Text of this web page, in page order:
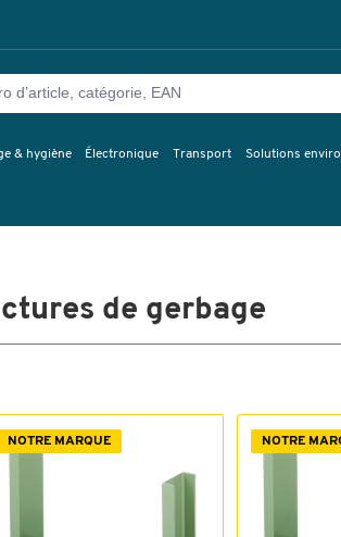
& hygiène Électronique Transport Solutions
de gerbage
NOTRE MARQUE NOTRE